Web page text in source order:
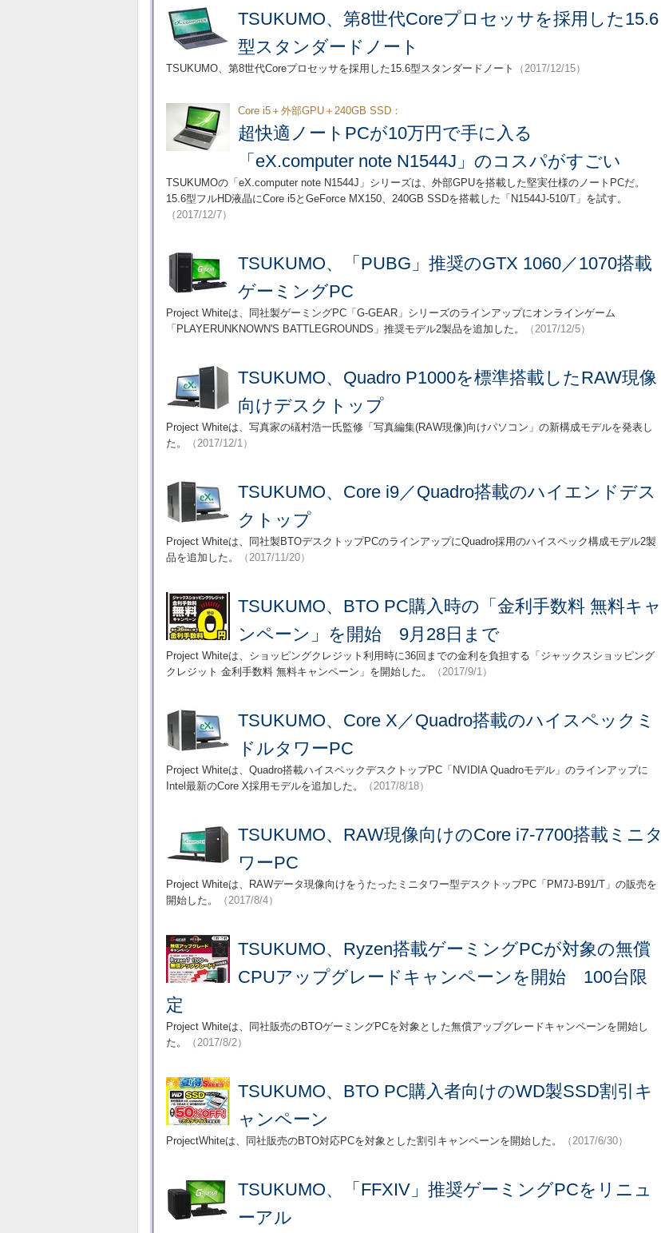
TSUKUMO、第8世代Coreプロセッサを採用した15.6
型スタンダードノート
TSUKUMO、第8世代Coreプロセッサを採用した15.6型スタンダードノート （2017/12/15）
Core i5＋外部GPU＋240GB SSD：
超快適ノートPCが10万円で手に入る
「eX.computer note N1544J」のコスパがすごい
TSUKUMOの「eX.computer note N1544J」シリーズは、外部GPUを搭載した堅実仕様のノートPCだ。
15.6型フルHD液晶にCore i5とGeForce MX150、240GB SSDを搭載した「N1544J-510/T」を試す。
（2017/12/7）
TSUKUMO、「PUBG」推奨のGTX 1060／1070搭載
ゲーミングPC
Project Whiteは、同社製ゲーミングPC「G-GEAR」シリーズのラインアップにオンラインゲーム
「PLAYERUNKNOWN'S BATTLEGROUNDS」推奨モデル2製品を追加した。
（2017/12/5）
TSUKUMO、Quadro P1000を標準搭載したRAW現像
向けデスクトップ
Project Whiteは、写真家の礒村浩一氏監修「写真編集(RAW現像)向けパソコン」の新構成モデルを発表し
た。
（2017/12/1）
TSUKUMO、Core i9／Quadro搭載のハイエンドデス
クトップ
Project Whiteは、同社製BTOデスクトップPCのラインアップにQuadro採用のハイスペック構成モデル2製
品を追加した。
（2017/11/20）
TSUKUMO、BTO PC購入時の「金利手数料 無料キャ
ンペーン」を開始 9月28日まで
Project Whiteは、ショッピングクレジット利用時に36回までの金利を負担する「ジャックスショッピング
クレジット 金利手数料 無料キャンペーン」を開始した。
（2017/9/1）
TSUKUMO、Core X／Quadro搭載のハイスペックミ
ドルタワーPC
Project Whiteは、Quadro搭載ハイスペックデスクトップPC「NVIDIA Quadroモデル」のラインアップに
Intel最新のCore X採用モデルを追加した。
（2017/8/18）
TSUKUMO、RAW現像向けのCore i7-7700搭載ミニタ
ワーPC
Project Whiteは、RAWデータ現像向けをうたったミニタワー型デスクトップPC「PM7J-B91/T」の販売を
開始した。
（2017/8/4）
TSUKUMO、Ryzen搭載ゲーミングPCが対象の無償
CPUアップグレードキャンペーンを開始 100台限
定
Project Whiteは、同社販売のBTOゲーミングPCを対象とした無償アップグレードキャンペーンを開始し
た。
（2017/8/2）
TSUKUMO、BTO PC購入者向けのWD製SSD割引キ
ャンペーン
ProjectWhiteは、同社販売のBTO対応PCを対象とした割引キャンペーンを開始した。 （2017/6/30）
TSUKUMO、「FFXIV」推奨ゲーミングPCをリニュ
ーアル